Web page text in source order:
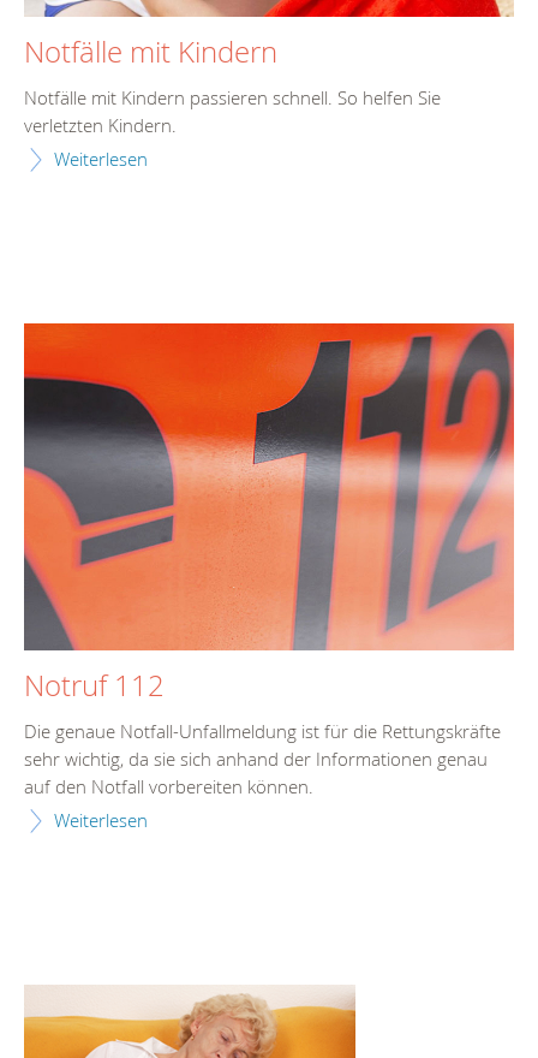
Notfälle mit Kindern
Notfälle mit Kindern passieren schnell. So helfen Sie
verletzten Kindern.
Weiterlesen
Notruf 112
Die genaue Notfall-Unfallmeldung ist für die Rettungskräfte
sehr wichtig, da sie sich anhand der Informationen genau
auf den Notfall vorbereiten können.
Weiterlesen